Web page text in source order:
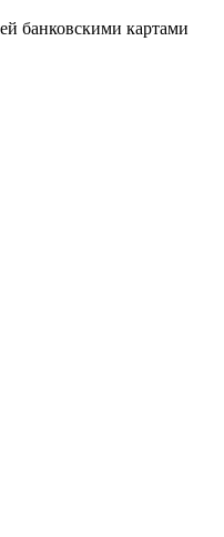
банковскими картами